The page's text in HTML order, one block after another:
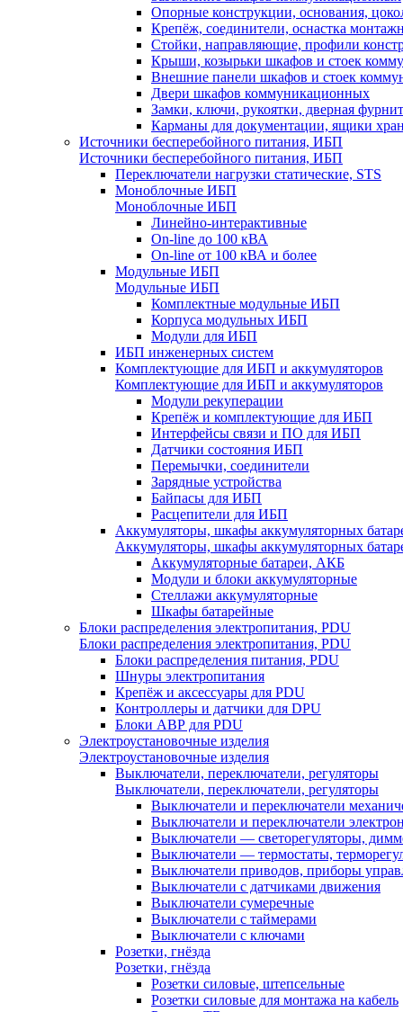
Опорные конструкции, основания,
Крепёж, соединители, оснастка
Стойки, направляющие, профили
Крыши, козырьки шкафов и стоек
Внешние панели шкафов и стоек
Двери шкафов коммуникационных
Замки, ключи, рукоятки, дверная
Карманы для документации, ящики
Источники бесперебойного питания, ИБП
Источники бесперебойного питания, ИБП
Переключатели нагрузки статические, STS
Моноблочные ИБП
Моноблочные ИБП
Линейно-интерактивные
On-line до 100 кВА
On-line от 100 кВА и более
Модульные ИБП
Модульные ИБП
Комплектные модульные ИБП
Корпуса модульных ИБП
Модули для ИБП
ИБП инженерных систем
Комплектующие для ИБП и аккумуляторов
Комплектующие для ИБП и аккумуляторов
Модули рекуперации
Крепёж и комплектующие для ИБП
Интерфейсы связи и ПО для ИБП
Датчики состояния ИБП
Перемычки, соединители
Зарядные устройства
Байпасы для ИБП
Расцепители для ИБП
Аккумуляторы, шкафы аккумуляторных
Аккумуляторы, шкафы аккумуляторных
Аккумуляторные батареи, АКБ
Модули и блоки аккумуляторные
Стеллажи аккумуляторные
Шкафы батарейные
Блоки распределения электропитания, PDU
Блоки распределения электропитания, PDU
Блоки распределения питания, PDU
Шнуры электропитания
Крепёж и аксессуары для PDU
Контроллеры и датчики для DPU
Блоки АВР для PDU
Электроустановочные изделия
Электроустановочные изделия
Выключатели, переключатели, регуляторы
Выключатели, переключатели, регуляторы
Выключатели и переключатели
Выключатели и переключатели
Выключатели — светорегуляторы,
Выключатели — термостаты,
Выключатели приводов, приборы
Выключатели с датчиками движения
Выключатели сумеречные
Выключатели с таймерами
Выключатели с ключами
Розетки, гнёзда
Розетки, гнёзда
Розетки силовые, штепсельные
Розетки силовые для монтажа на кабель